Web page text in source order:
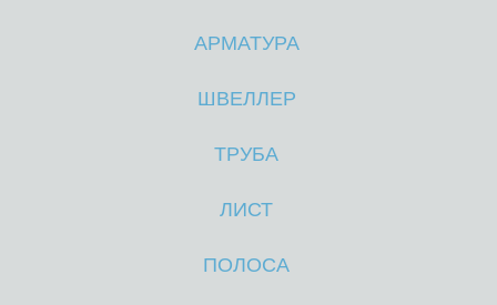
АРМАТУРА
ШВЕЛЛЕР
ТРУБА
ЛИСТ
ПОЛОСА